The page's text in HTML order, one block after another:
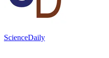
ScienceDaily